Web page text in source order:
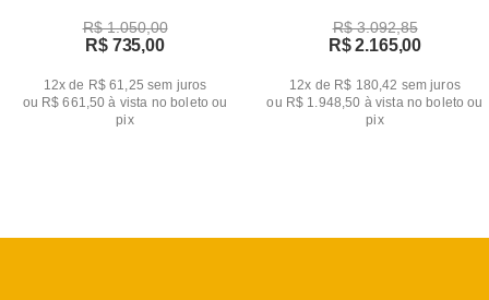
R$ 1.050,00
R$ 735,00
12x de R$ 61,25 sem juros
ou R$ 661,50 à vista no boleto ou
pix
R$ 3.092,85
R$ 2.165,00
12x de R$ 180,42 sem juros
ou R$ 1.948,50 à vista no boleto ou
pix